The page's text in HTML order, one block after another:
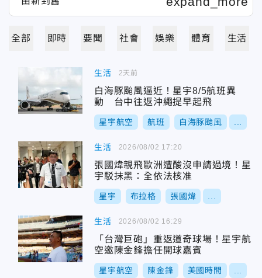
全部 即時 要聞 社會 娛樂 體育 生活
生活
白海豚颱風逼近！星宇8/5航班異
動 台中往返沖繩提早起飛
星宇航空 航班 白海豚颱風
2天前
生活
張國煒親飛歐洲遭酸沒申請過境！星
宇駁抹黑：全依法核准
星宇 布拉格 張國煒
2026/08/02 17:20
生活
「台灣巨砲」重返道奇球場！星宇航
空邀陳金鋒擔任開球嘉賓
星宇航空 陳金鋒 美國時間
2026/08/02 16:29